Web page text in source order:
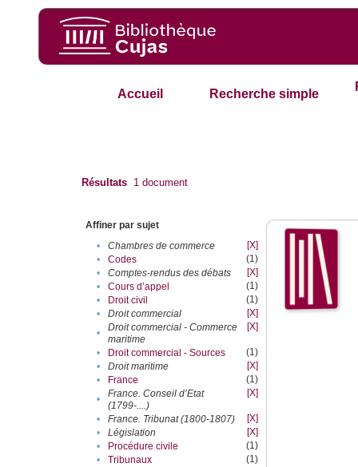
Accueil Recherche simple
Résultats 1 document
Affiner par sujet
•
Chambres de commerce
[X]
•
Codes
(1)
•
Comptes-rendus des débats
[X]
•
Cours d’appel
(1)
•
Droit civil
(1)
•
Droit commercial
[X]
•
Droit commercial - Commerce
maritime
[X]
• Droit commercial - Sources
(1)
•
Droit maritime
[X]
•
France
(1)
•
France. Conseil d’Etat
(1799-....)
[X]
• France. Tribunat (1800-1807)
[X]
•
Législation
[X]
•
Procédure civile
(1)
•
Tribunaux
(1)